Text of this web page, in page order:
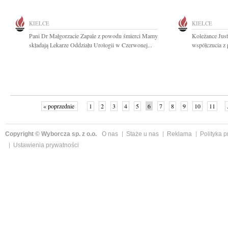
KIELCE
Pani Dr Małgorzacie Zapale z powodu śmierci Mamy
składają Lekarze Oddziału Urologii w Czerwonej...
KIELCE
Koleżance
współczucia
« poprzednie 1 2 3 4 5 6 7 8 9 10 11
Copyright © Wyborcza sp. z o.o. O nas Staże u nas Reklama
Polityka
Ustawienia prywatności